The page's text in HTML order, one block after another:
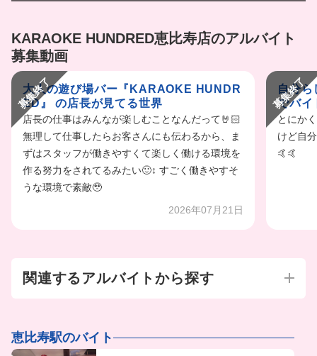
KARAOKE HUNDRED恵比寿店のアルバイト
募集動画
募集終了
大人の遊び場バー『KARAOKE HUNDR
ED』 の店長が見てる世界
店長の仕事はみんなが楽しむことなんだって🤘🏻
無理して仕事したらお客さんにも伝わるから、ま
ずはスタッフが働きやすくて楽しく働ける環境を
作る努力をされてるみたい🙂‍↕️ すごく働きやすそ
うな環境で素敵🥹
2026年07月21日
募集終了
自分
でバイ
とにか
けど自
🤙🤙
関連するアルバイトから探す
恵比寿駅のバイト